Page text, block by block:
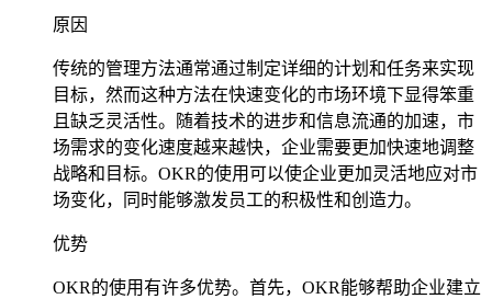
原因
传统的管理方法通常通过制定详细的计划和任务来实现
目标，然而这种方法在快速变化的市场环境下显得笨重
且缺乏灵活性。随着技术的进步和信息流通的加速，市
场需求的变化速度越来越快，企业需要更加快速地调整
战略和目标。OKR的使用可以使企业更加灵活地应对市
场变化，同时能够激发员工的积极性和创造力。
优势
OKR的使用有许多优势。首先，OKR能够帮助企业建立